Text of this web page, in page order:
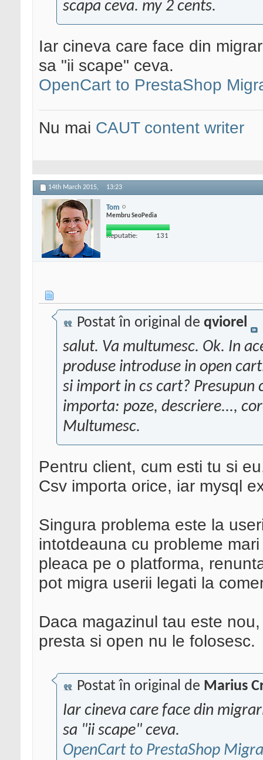
scapa ceva. my 2 cents.
Iar cineva care face din
sa "ii scape" ceva.
OpenCart to PrestaShop
Nu mai CAUT content writer
14th March 2015, 13:23
Tom
Membru SeoPedia
Reputatie: 131
Postat în original de qviorel
salut. Va multumesc. Ok. In
produse introduse in open
si import in cs cart? Presupun
importa: poze, descriere...,
Multumesc.
Pentru client, cum esti tu si
Csv importa orice, iar mysql
Singura problema este la
intotdeauna cu probleme
pleaca pe o platforma,
pot migra userii legati la
Daca magazinul tau este
presta si open nu le folosesc.
Postat în original de Marius
Iar cineva care face din
sa "ii scape" ceva.
OpenCart to PrestaShop